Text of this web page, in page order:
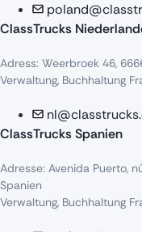
ClassTrucks
Adress: Weerbroek 46,
Verwaltung, Buchhaltung
ClassTrucks Spanien
Adresse: Avenida Puerto,
Spanien
Verwaltung, Buchhaltung